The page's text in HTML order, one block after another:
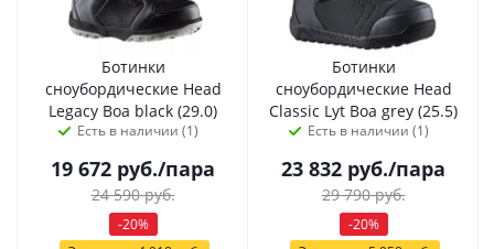
Ботинки
сноубордические Head
Legacy Boa black (29.0)
Есть в наличии (1)
19 672 руб./пара
24 590руб.
-20%
Ботинки
сноубордические Head
Classic Lyt Boa grey (25.5)
Есть в наличии (1)
23 832 руб./пара
29 790руб.
-20%